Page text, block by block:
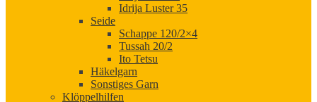
Idrija Luster 35
Seide
Schappe 120/2×4
Tussah 20/2
Ito Tetsu
Häkelgarn
Sonstiges Garn
Klöppelhilfen